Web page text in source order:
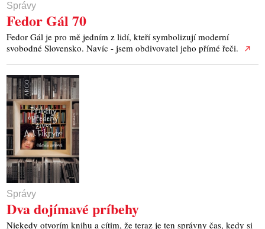
Správy
Fedor Gál 70
Fedor Gál je pro mě jedním z lidí, kteří symbolizují moderní
svobodné Slovensko. Navíc - jsem obdivovatel jeho přímé řeči.
Správy
Dva dojímavé príbehy
Niekedy otvorím knihu a cítim, že teraz je ten správny čas, kedy si